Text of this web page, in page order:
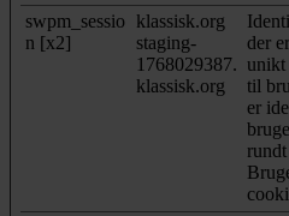
swpm_sessio
n [x2]
klassisk.org
staging-
1768029387.
klassisk.org
der
unikt
til
er